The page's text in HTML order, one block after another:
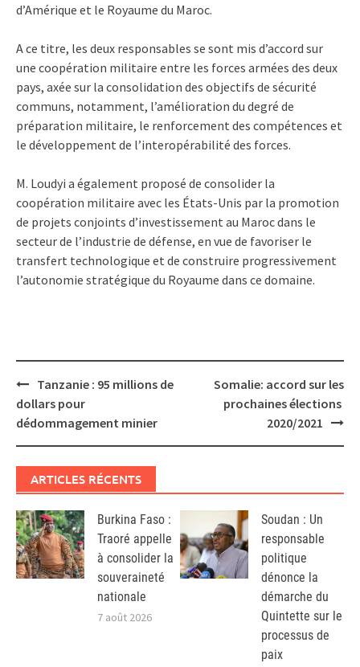
d’Amérique et le Royaume du Maroc.
A ce titre, les deux responsables se sont mis d’accord sur
une coopération militaire entre les forces armées des deux
pays, axée sur la consolidation des objectifs de sécurité
communs, notamment, l’amélioration du degré de
préparation militaire, le renforcement des compétences et
le développement de l’interopérabilité des forces.
M. Loudyi a également proposé de consolider la
coopération militaire avec les États-Unis par la promotion
de projets conjoints d’investissement au Maroc dans le
secteur de l’industrie de défense, en vue de favoriser le
transfert technologique et de construire progressivement
l’autonomie stratégique du Royaume dans ce domaine.
Post
navigation
Tanzanie : 95 millions de
dollars pour
dédommagement minier
Somalie: accord sur les
prochaines élections
2020/2021
ARTICLES RÉCENTS
Burkina Faso :
Traoré appelle
à consolider la
souveraineté
nationale
7 août 2026
Soudan : Un
responsable
politique
dénonce la
démarche du
Quintette sur le
processus de
paix